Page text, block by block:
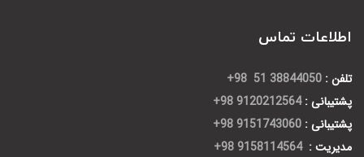
اطلاعات تماس
تلفن : 38844050 51 98+
پشتیبانی : 9120212564 98+
پشتیبانی : 9151743060 98+
مدیریت : 9158114564 98+